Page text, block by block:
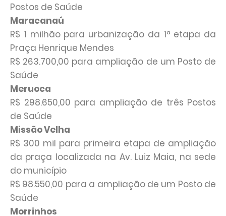
Postos de Saúde
Maracanaú
R$ 1 milhão para urbanização da 1ª etapa da
Praça Henrique Mendes
R$ 263.700,00 para ampliação de um Posto de
Saúde
Meruoca
R$ 298.650,00 para ampliação de três Postos
de Saúde
Missão Velha
R$ 300 mil para primeira etapa de ampliação
da praça localizada na Av. Luiz Maia, na sede
do município
R$ 98.550,00 para a ampliação de um Posto de
Saúde
Morrinhos